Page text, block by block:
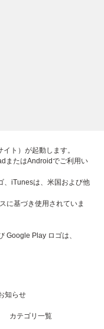
ト）が起動します。
またはAndroidでご利用い
、iTunesは、米国および他
に基づき使用されていま
Google Play ロゴは、
知らせ
カテゴリ一覧